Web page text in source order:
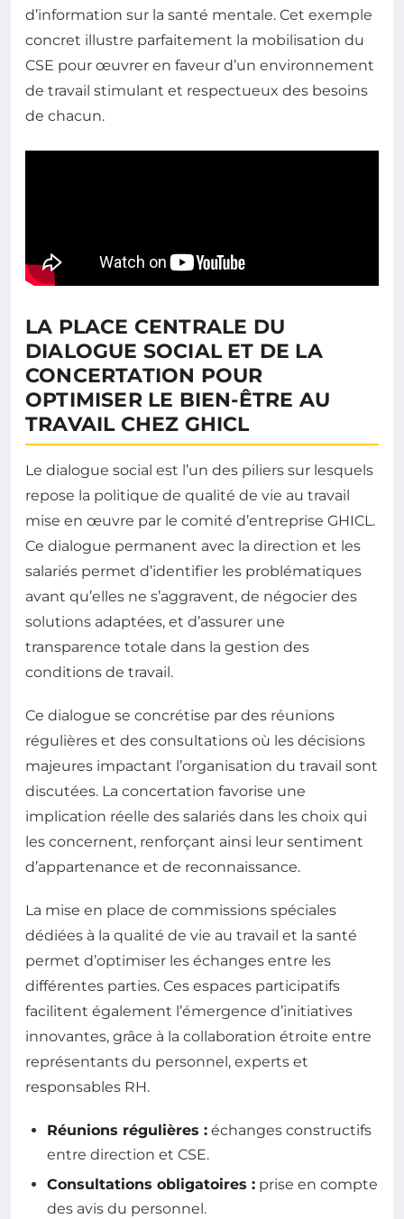
d’information sur la santé mentale. Cet exemple
concret illustre parfaitement la mobilisation du
CSE pour œuvrer en faveur d’un environnement
de travail stimulant et respectueux des besoins
de chacun.
LA PLACE CENTRALE DU
DIALOGUE SOCIAL ET DE LA
CONCERTATION POUR
OPTIMISER LE BIEN-ÊTRE AU
TRAVAIL CHEZ GHICL
Le dialogue social est l’un des piliers sur lesquels
repose la politique de qualité de vie au travail
mise en œuvre par le comité d’entreprise GHICL.
Ce dialogue permanent avec la direction et les
salariés permet d’identifier les problématiques
avant qu’elles ne s’aggravent, de négocier des
solutions adaptées, et d’assurer une
transparence totale dans la gestion des
conditions de travail.
Ce dialogue se concrétise par des réunions
régulières et des consultations où les décisions
majeures impactant l’organisation du travail sont
discutées. La concertation favorise une
implication réelle des salariés dans les choix qui
les concernent, renforçant ainsi leur sentiment
d’appartenance et de reconnaissance.
La mise en place de commissions spéciales
dédiées à la qualité de vie au travail et la santé
permet d’optimiser les échanges entre les
différentes parties. Ces espaces participatifs
facilitent également l’émergence d’initiatives
innovantes, grâce à la collaboration étroite entre
représentants du personnel, experts et
responsables RH.
Réunions régulières : échanges constructifs
entre direction et CSE.
Consultations obligatoires : prise en compte
des avis du personnel.